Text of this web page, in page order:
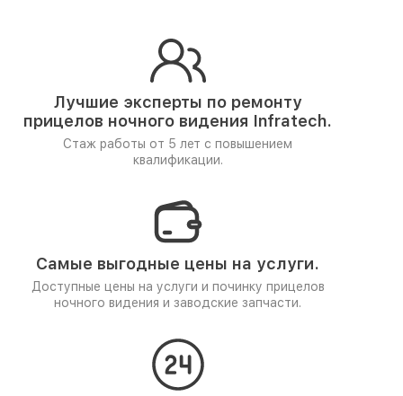
Лучшие эксперты по ремонту
прицелов ночного видения Infratech.
Стаж работы от 5 лет с повышением
квалификации.
Самые выгодные цены на услуги.
Доступные цены на услуги и починку прицелов
ночного видения и заводские запчасти.